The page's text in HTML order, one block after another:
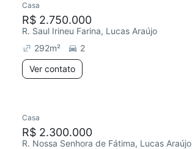
Casa
R$ 2.750.000
R. Saul Irineu Farina, Lucas Araújo
292m²
2
Ver contato
Casa
R$ 2.300.000
R. Nossa Senhora de Fátima, Lucas Araújo